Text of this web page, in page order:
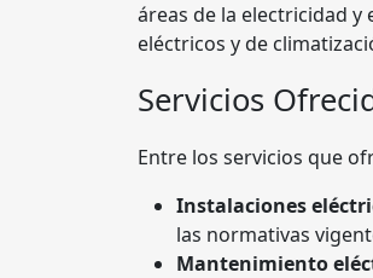
áreas de la electricidad
eléctricos y de
Servicios
Entre los servicios que
Instalaciones
las normativas
Mantenimiento